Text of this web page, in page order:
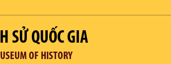
SỬ QUỐC GIA
OF HISTORY